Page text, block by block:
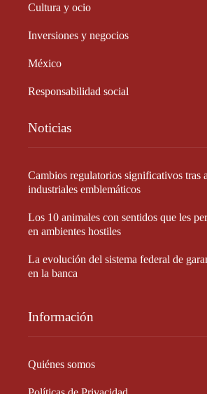
Cultura y ocio
Inversiones y negocios
México
Responsabilidad social
Noticias
Cambios regulatorios significativos tras
industriales emblemáticos
Los 10 animales con sentidos que les
en ambientes hostiles
La evolución del sistema federal de
en la banca
Información
Quiénes somos